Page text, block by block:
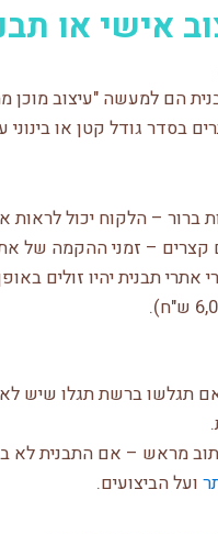
אישי או
הם למעשה "עיצוב מוכן
בסדר גודל קטן או בינוני
ברור – הלקוח יכול
קצרים – זמני ההקמה של
אתרי תבנית יהיו זולים
תגלשו ברשת תגלו שיש
מראש – אם התבנית לא
ועל הביצועים.